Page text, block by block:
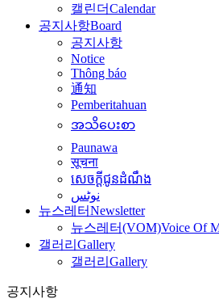
캘린더Calendar
공지사항Board
공지사항
Notice
Thông báo
通知
Pemberitahuan
အသိပေးစာ
Paunawa
सूचना
សេចក្តីជូនដំណឹង
نوٹس
뉴스레터Newsletter
뉴스레터(VOM)Voice Of
갤러리 Gallery
갤러리 Gallery
공지사항